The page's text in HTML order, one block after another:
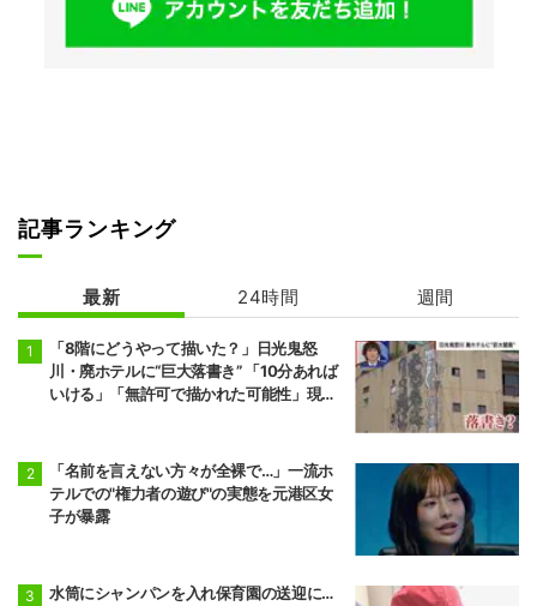
記事ランキング
最新 24時間 週間
「8階にどうやって描いた？」日光鬼怒
川・廃ホテルに“巨大落書き” 「10分あれば
いける」「無許可で描かれた可能性」現役
「名前を言えない方々が全裸で…」一流ホ
テルでの"権力者の遊び"の実態を元港区女
子が暴露
水筒にシャンパンを入れ保育園の送迎に…